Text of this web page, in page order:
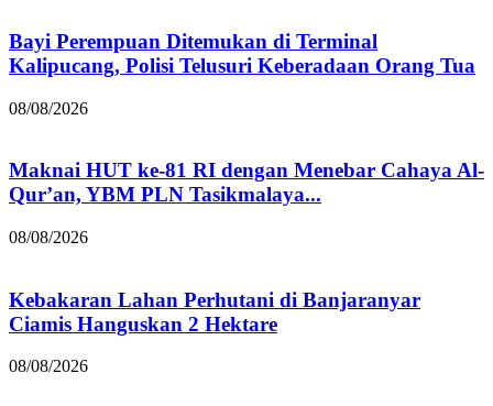
Bayi Perempuan Ditemukan di Terminal
Kalipucang, Polisi Telusuri Keberadaan Orang Tua
08/08/2026
Maknai HUT ke-81 RI dengan Menebar Cahaya Al-
Qur’an, YBM PLN Tasikmalaya...
08/08/2026
Kebakaran Lahan Perhutani di Banjaranyar
Ciamis Hanguskan 2 Hektare
08/08/2026